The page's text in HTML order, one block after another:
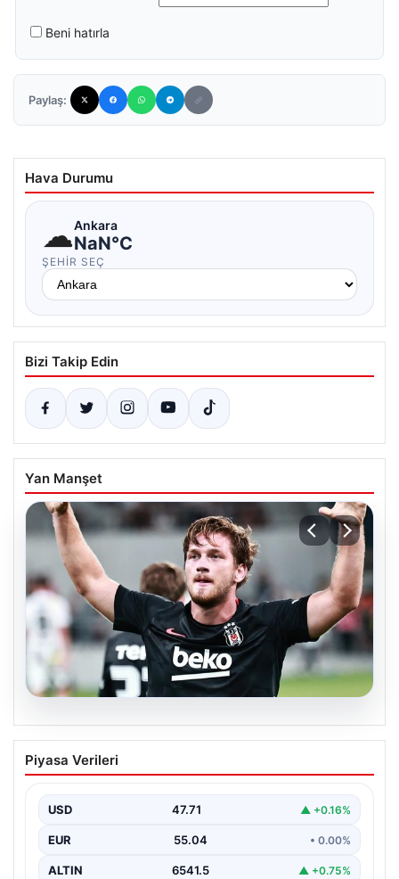
Beni hatırla
Paylaş:
Hava Durumu
☁Ankara
NaN°C
ŞEHIR SEÇ
Bizi Takip Edin
Yan Manşet
06.08.2026
(Özet) Hradec Kralove – Beşiktaş Maçı
Özeti ve Tüm Önemli Anları
Piyasa Verileri
USD 47.71 ▲ +0.16%
EUR 55.04 • 0.00%
ALTIN 6541.5 ▲ +0.75%